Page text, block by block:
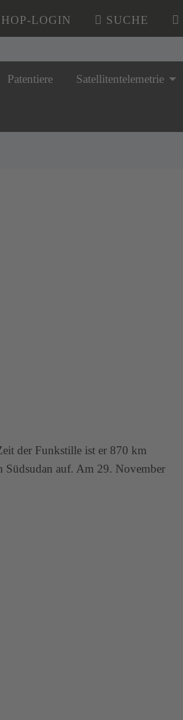
LOGIN SUCHE
Patentiere Satellitentelemetrie
der Funkstille ist er 870 km
Südsudan auf. Am 29. November